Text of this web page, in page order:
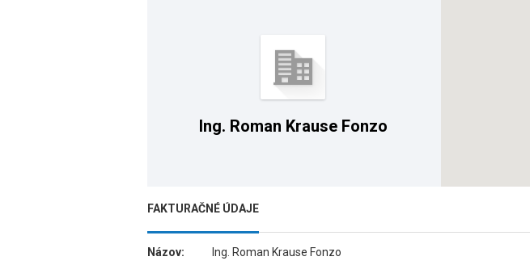
Ing. Roman Krause Fonzo
FAKTURAČNÉ ÚDAJE
Názov:
Ing. Roman Krause Fonzo